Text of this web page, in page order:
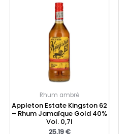
Rhum ambré
Appleton Estate Kingston 62
– Rhum Jamaïque Gold 40%
Vol. 0,7l
25,19€